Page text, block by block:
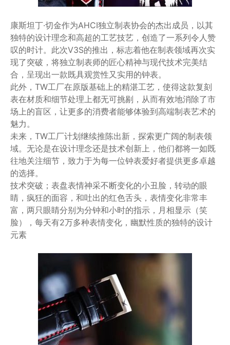
康斯坦丁·切金作为AHCI独立制表协会的杰出成员，以其
独特的设计理念和高超的工艺技艺，创造了一系列令人赞
叹的时计。此次V3S的推出，标志着他在制表领域再次实
现了突破，将独立制表师的匠心精神与现代技术完美结
合，呈现出一款既具观赏性又实用的钟表。
此外，TW工厂在原版基础上的精湛工艺，使得这款复刻
表在材质和细节处理上都无可挑剔，从而有效地消除了市
场上的盲区，让更多的消费者能够体验到高端制表艺术的
魅力。
未来，TW工厂计划继续推陈出新，探索更广阔的制表领
域。无论是在设计理念还是技术创新上，他们都将一如既
往地关注细节，致力于为每一位钟表爱好者提供更多卓越
的选择。
技术突破；表盘表情神采不断变化的小丑脸，转动的眼
睛，疯狂的面容，和吐出的红色舌头，表情变化非常丰
富，两只眼睛分别为分钟和小时的指示，月相显示（笑
脸），每天有2万多种表情变化，幽默性质的独特的设计
元素